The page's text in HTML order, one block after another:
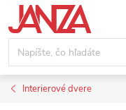
Prejsť na obsah
Interierové dvere